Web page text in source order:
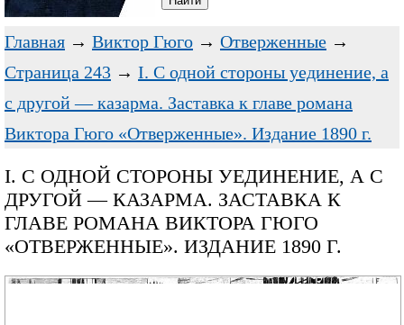
Главная → Виктор Гюго → Отверженные →
Страница 243 → I. С одной стороны уединение, а
с другой — казарма. Заставка к главе романа
Виктора Гюго «Отверженные». Издание 1890 г.
I. С ОДНОЙ СТОРОНЫ УЕДИНЕНИЕ, А С
ДРУГОЙ — КАЗАРМА. ЗАСТАВКА К
ГЛАВЕ РОМАНА ВИКТОРА ГЮГО
«ОТВЕРЖЕННЫЕ». ИЗДАНИЕ 1890 Г.